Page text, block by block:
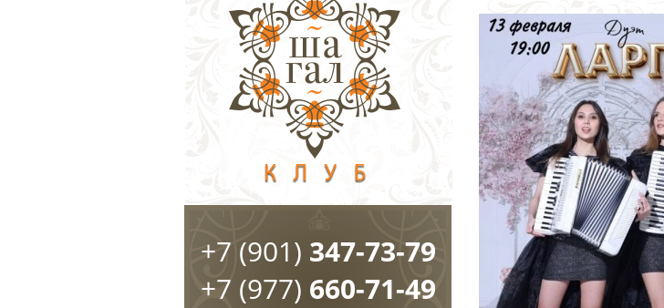
+7 (901) 347-73-79
+7 (977) 660-71-49